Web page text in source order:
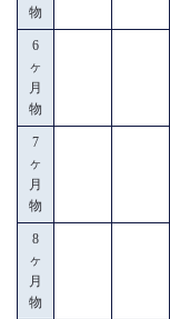
物
6
ヶ
月
物
7
ヶ
月
物
8
ヶ
月
物